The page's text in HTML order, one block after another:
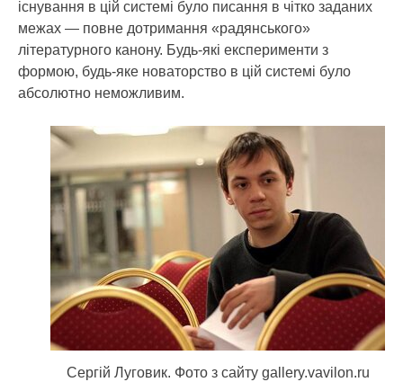
існування в цій системі було писання в чітко заданих
межах — повне дотримання «радянського»
літературного канону. Будь-які експерименти з
формою, будь-яке новаторство в цій системі було
абсолютно неможливим.
Сергій Луговик. Фото з сайту gallery.vavilon.ru